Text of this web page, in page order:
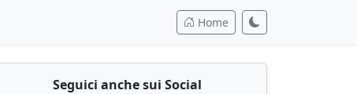
Home
Seguici anche sui Social